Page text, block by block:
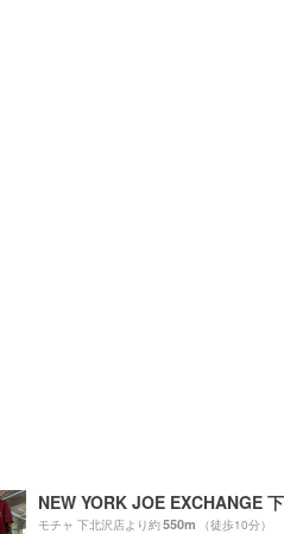
モチャ 下北沢店より約550m （徒歩10分）